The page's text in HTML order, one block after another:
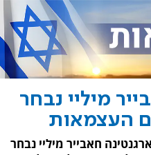
מיליי נבחר
העצמאות
חאבייר מיליי נבחר